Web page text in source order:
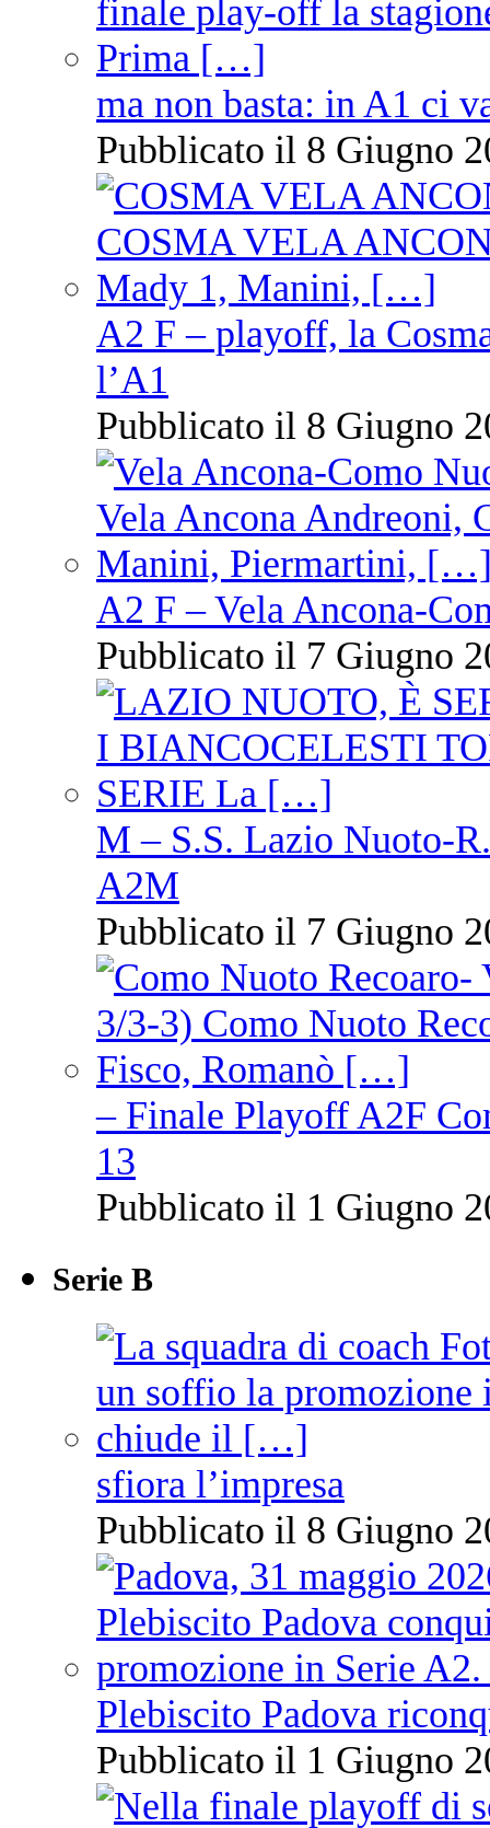
ma non basta: in A1 ci
Pubblicato il 8 Giugno
A2 F – playoff, la
l’A1
Pubblicato il 8 Giugno
A2 F – Vela Ancona-
Pubblicato il 7 Giugno
M – S.S. Lazio Nuoto-
A2M
Pubblicato il 7 Giugno
– Finale Playoff A2F
13
Pubblicato il 1 Giugno
Serie B
sfiora l’impresa
Pubblicato il 8 Giugno
Plebiscito Padova
Pubblicato il 1 Giugno